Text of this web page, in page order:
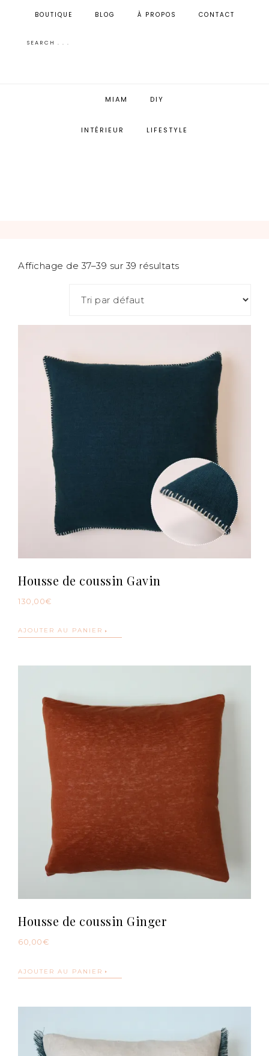
BOUTIQUE BLOG À PROPOS CONTACT
MIAM DIY
INTÉRIEUR LIFESTYLE
Affichage de 37–39 sur 39 résultats
Housse de coussin Gavin
130,00€
AJOUTER AU PANIER
Housse de coussin Ginger
60,00 €
AJOUTER AU PANIER